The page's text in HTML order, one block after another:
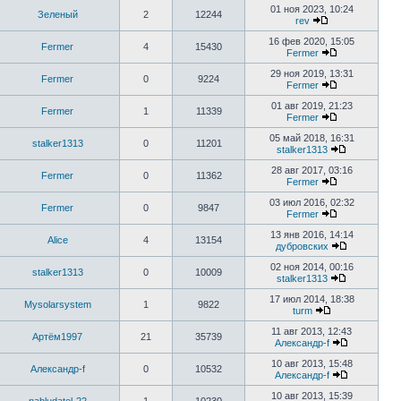
Зеленый 2 12244
01 ноя 2023, 10:24
rev
Fermer 4 15430
16 фев 2020, 15:05
Fermer
Fermer 0 9224
29 ноя 2019, 13:31
Fermer
Fermer 1 11339
01 авг 2019, 21:23
Fermer
stalker1313 0 11201
05 май 2018, 16:31
stalker1313
Fermer 0 11362
28 авг 2017, 03:16
Fermer
Fermer 0 9847
03 июл 2016, 02:32
Fermer
Alice 4 13154
13 янв 2016, 14:14
дубровских
stalker1313 0 10009
02 ноя 2014, 00:16
stalker1313
Mysolarsystem 1 9822
17 июл 2014, 18:38
turm
Артём1997 21 35739
11 авг 2013, 12:43
Александр-f
Александр-f 0 10532
10 авг 2013, 15:48
Александр-f
10 авг 2013, 15:39